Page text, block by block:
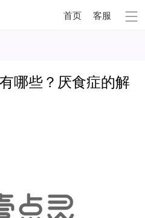
首页 客服
哪些？厌食症的解